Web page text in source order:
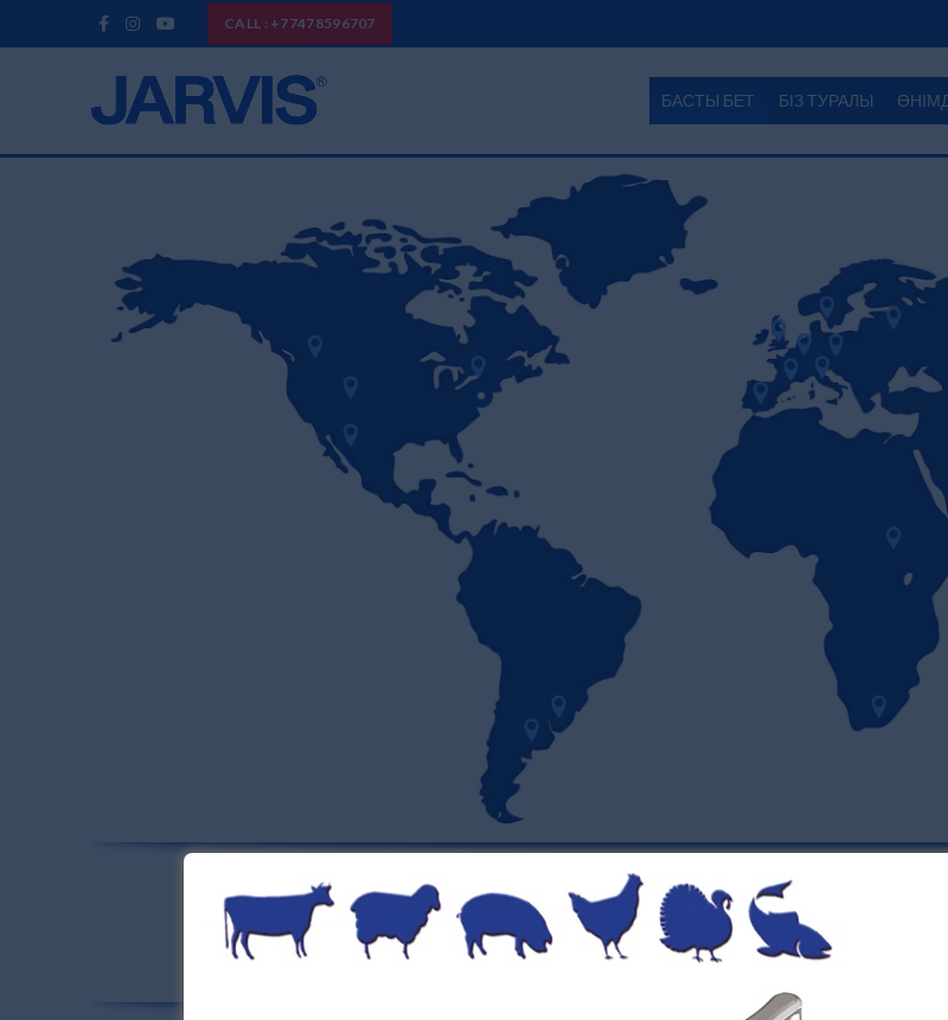
CALL : +77478596707
БАСТЫ БЕТ БІЗ ТУРАЛЫ
All machinery is CE approved for our European customers, and manufactured to
Please contact your Jarvis Products sales professional